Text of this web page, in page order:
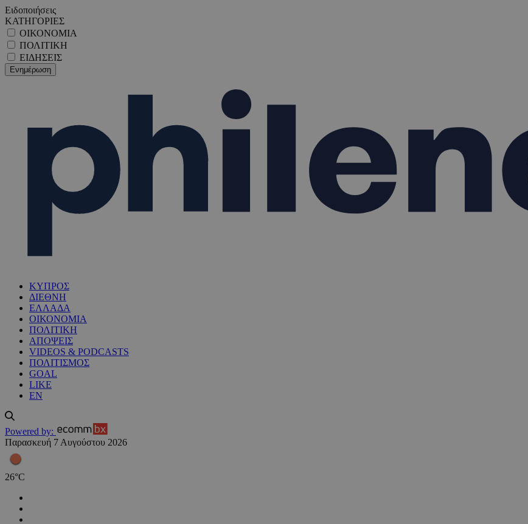
Ειδοποιήσεις
ΚΑΤΗΓΟΡΙΕΣ
ΟΙΚΟΝΟΜΙΑ
ΠΟΛΙΤΙΚΗ
ΕΙΔΗΣΕΙΣ
ΚΥΠΡΟΣ
ΔΙΕΘΝΗ
ΕΛΛΑΔΑ
ΟΙΚΟΝΟΜΙΑ
ΠΟΛΙΤΙΚΗ
ΑΠΟΨΕΙΣ
VIDEOS & PODCASTS
ΠΟΛΙΤΙΣΜΟΣ
GOAL
LIKE
EN
Powered by:
Παρασκευή 7 Αυγούστου 2026
26°C